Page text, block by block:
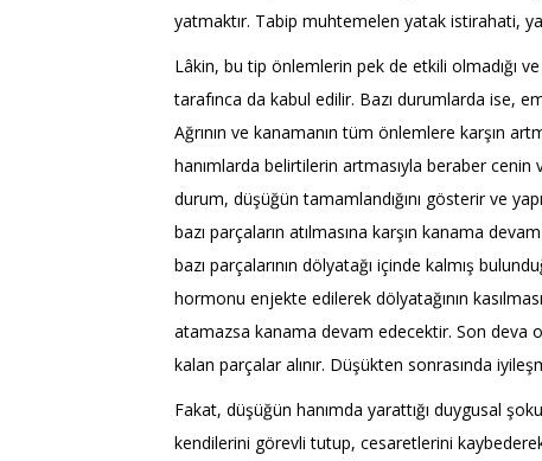
yatmaktır. Tabip muhtemelen yatak istirahati,
Lâkin, bu tip önlemlerin pek de etkili olmadığı
tarafınca da kabul edilir. Bazı durumlarda ise,
Ağrının ve kanamanın tüm önlemlere karşın
hanımlarda belirtilerin artmasıyla beraber cenin
durum, düşüğün tamamlandığını gösterir ve
bazı parçaların atılmasına karşın kanama
bazı parçalarının dölyatağı içinde kalmış
hormonu enjekte edilerek dölyatağının
atamazsa kanama devam edecektir. Son deva
kalan parçalar alınır. Düşükten sonrasında
Fakat, düşüğün hanımda yarattığı duygusal
kendilerini görevli tutup, cesaretlerini